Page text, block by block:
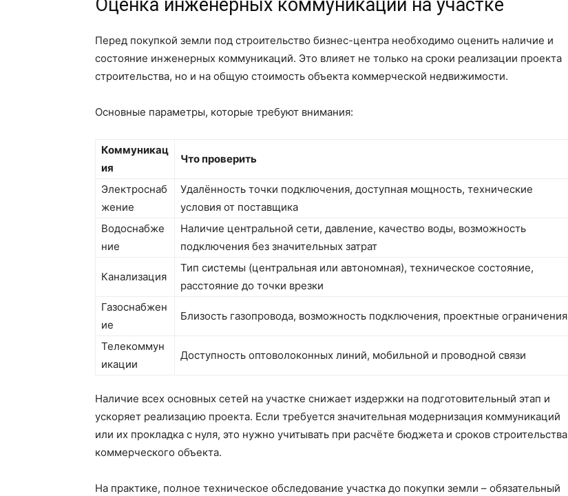
Оценка инженерных коммуникаций на участке
Перед покупкой земли под строительство бизнес-центра необходимо оценить наличие и
состояние инженерных коммуникаций. Это влияет не только на сроки реализации проекта
строительства, но и на общую стоимость объекта коммерческой недвижимости.
Основные параметры, которые требуют внимания:
Коммуникац
ия
Что проверить
Электроснаб
жение
Удалённость точки подключения, доступная мощность, технические
условия от поставщика
Водоснабже
ние
Наличие центральной сети, давление, качество воды, возможность
подключения без значительных затрат
Канализация
Тип системы (центральная или автономная), техническое состояние,
расстояние до точки врезки
Газоснабжен
ие
Близость газопровода, возможность подключения, проектные ограничения
Телекоммун
икации
Доступность оптоволоконных линий, мобильной и проводной связи
Наличие всех основных сетей на участке снижает издержки на подготовительный этап и
ускоряет реализацию проекта. Если требуется значительная модернизация коммуникаций
или их прокладка с нуля, это нужно учитывать при расчёте бюджета и сроков строительства
коммерческого объекта.
На практике, полное техническое обследование участка до покупки земли – обязательный